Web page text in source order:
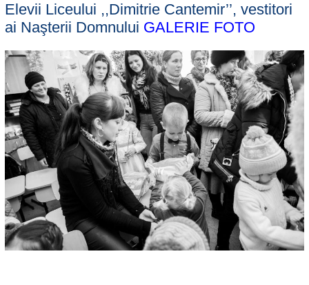
Elevii Liceului ,,Dimitrie Cantemir’’, vestitori
ai Naşterii Domnului GALERIE FOTO